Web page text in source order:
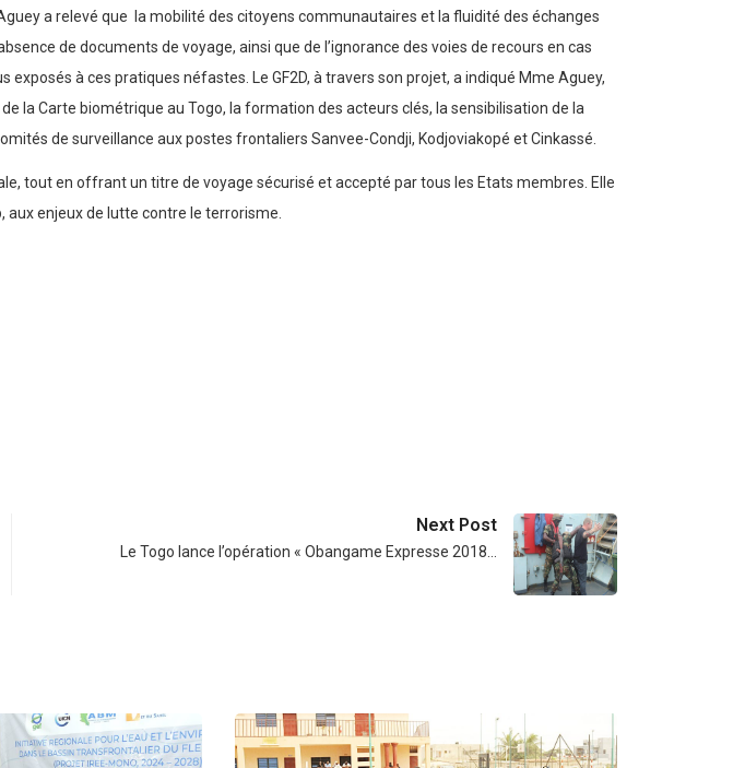
a relevé que la mobilité des citoyens communautaires et la fluidité des échanges
de documents de voyage, ainsi que de l’ignorance des voies de recours en cas
à ces pratiques néfastes. Le GF2D, à travers son projet, a indiqué Mme Aguey,
la Carte biométrique au Togo, la formation des acteurs clés, la sensibilisation de la
de surveillance aux postes frontaliers Sanvee-Condji, Kodjoviakopé et Cinkassé.
tout en offrant un titre de voyage sécurisé et accepté par tous les Etats membres. Elle
enjeux de lutte contre le terrorisme.
Next Post
Le Togo lance l’opération « Obangame Expresse 2018…